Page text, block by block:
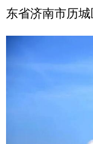
东省济南市历城